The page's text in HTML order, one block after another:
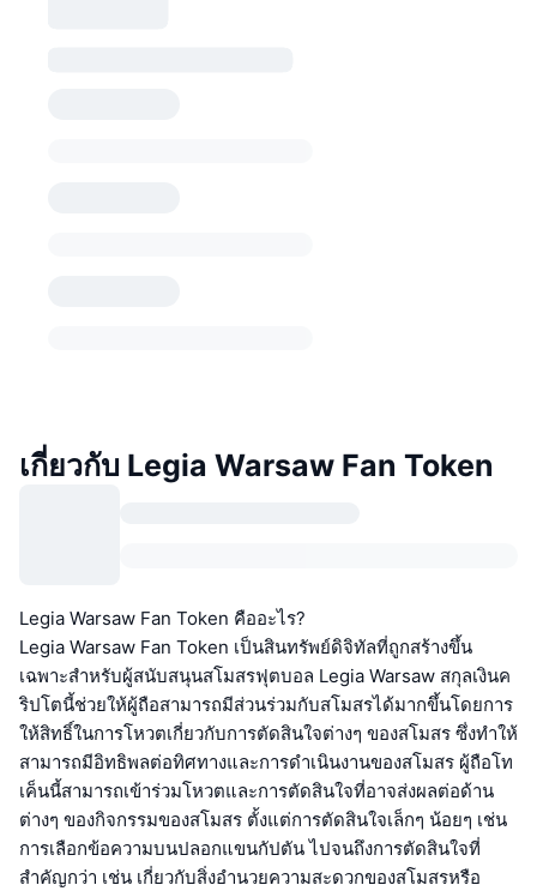
เกี่ยวกับ Legia Warsaw Fan Token
Legia Warsaw Fan Token คืออะไร?
Legia Warsaw Fan Token เป็นสินทรัพย์ดิจิทัลที่ถูกสร้างขึ้น
เฉพาะสำหรับผู้สนับสนุนสโมสรฟุตบอล Legia Warsaw สกุลเงินค
ริปโตนี้ช่วยให้ผู้ถือสามารถมีส่วนร่วมกับสโมสรได้มากขึ้นโดยการ
ให้สิทธิ์ในการโหวตเกี่ยวกับการตัดสินใจต่างๆ ของสโมสร ซึ่งทำให้
สามารถมีอิทธิพลต่อทิศทางและการดำเนินงานของสโมสร ผู้ถือโท
เค็นนี้สามารถเข้าร่วมโหวตและการตัดสินใจที่อาจส่งผลต่อด้าน
ต่างๆ ของกิจกรรมของสโมสร ตั้งแต่การตัดสินใจเล็กๆ น้อยๆ เช่น
การเลือกข้อความบนปลอกแขนกัปตัน ไปจนถึงการตัดสินใจที่
สำคัญกว่า เช่น เกี่ยวกับสิ่งอำนวยความสะดวกของสโมสรหรือ